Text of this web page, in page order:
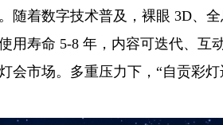
随着数字技术普及，裸眼 3D、
用寿命 5-8 年，内容可迭代、互
会市场。多重压力下，“自贡彩